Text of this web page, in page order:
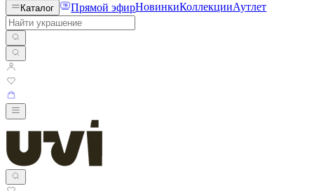
Каталог Прямой эфирНовинкиКоллекцииАутлет